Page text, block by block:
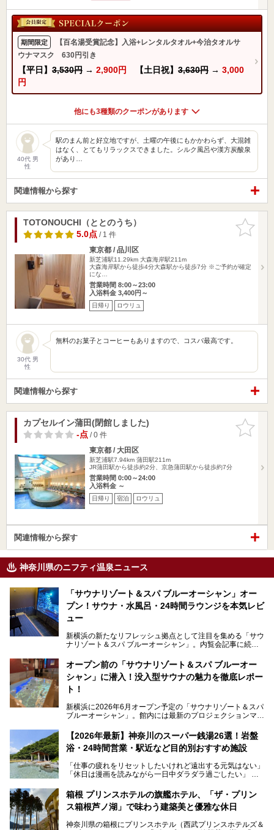
期間限定
【百名湯受賞記念】入浴+レンタルタオル+今治タオルサ
ウナマスク 630円引き
【平日】 3,530円 → 2,900円 【土日祝】 3,630円 → 3,000
円
他にも3種類のクーポンがあります
40代 男
性
駅のまん前と好立地ですが、土曜の午後にもかかわらず、大混雑
はなく、とてもリラックスできました。シルク風呂や漢方炭酸泉
があり…
関連情報から探す
お気に入
りに追加
TOTONOUCHI（ととのうち）
5.0点/ 1 件
東京都 / 品川区
新芝浦駅11.29km 大森海岸駅211m
大森海岸駅から徒歩4分 ​大森駅から徒歩7分 ※ご予約が確定
にな…
営業時間 8:00～23:00
入浴料金 3,400円～
日帰り ロウリュ
30代 男
性
無料のお菓子とコーヒーもありますので、コスパ最高です。
関連情報から探す
お気に入
りに追加
カプセルイン蒲田(閉館しました)
-点/ 0 件
東京都 / 大田区
新芝浦駅7.94km 蒲田駅211m
JR蒲田駅から徒歩約2分、京急蒲田駅から徒歩約7分
営業時間 0:00～24:00
入浴料金 ～
日帰り 宿泊 ロウリュ
関連情報から探す
神奈川県のニフティ温泉ニュース
「サウナリゾート＆スパ ブルーオーシャン」オー
プン！サウナ・水風呂・24時間ラウンジを本気レビ
ュー
新横浜の新たなリフレッシュ拠点として注目を集める「サウ
ナリゾート＆スパ ブルーオーシャン」。内覧会記事に続
す。サウナや水風呂の気持ちよさはもちろん、リラックスス
ペースの過ごしやすさまで徹底チェック。新横浜エリアで日
常の疲れをリセットしたい人、ライブやスポーツ観戦遠征組
は必見です。
オープン前の「サウナリゾート＆スパ ブルーオー
シャン」に潜入！没入型サウナの魅力を徹底レポー
ト！
新横浜に2026年6月オープン予定の「サウナリゾート＆スパ
ブルーオーシャン」。館内には最新のプロジェクションマッ
的な“没入感（イマーシブ）”を体験できます。
今回は、そんな大注目の施設に一足先にお邪魔し、その全貌
を見学させていただきました！
サウナ室の中に咲き誇る桜、魚たちが泳ぐ水風呂、そしてバ
リのビーチを思わせる休憩スペース…。驚きの連続だった館
内の様子をレポートします！
【2026年最新】神奈川のスーパー銭湯26選！岩盤
浴・24時間営業・駅近など目的別おすすめ施設
「仕事の疲れをリセットしたいけれど遠出する元気はない」
「休日は漫画を読みながら一日中ダラダラ過ごしたい」
たい」
そんな「癒やされたい」という願いを叶えてくれるのが、神
神奈川県には、サウナや岩盤浴、一日中遊べるエンタメ施設
箱根 プリンスホテルの旗艦ホテル、「ザ・プリン
ス箱根芦ノ湖」で味わう建築美と優雅な休日
神奈川県の箱根にプリンスホテル（西武プリンスホテルズ＆